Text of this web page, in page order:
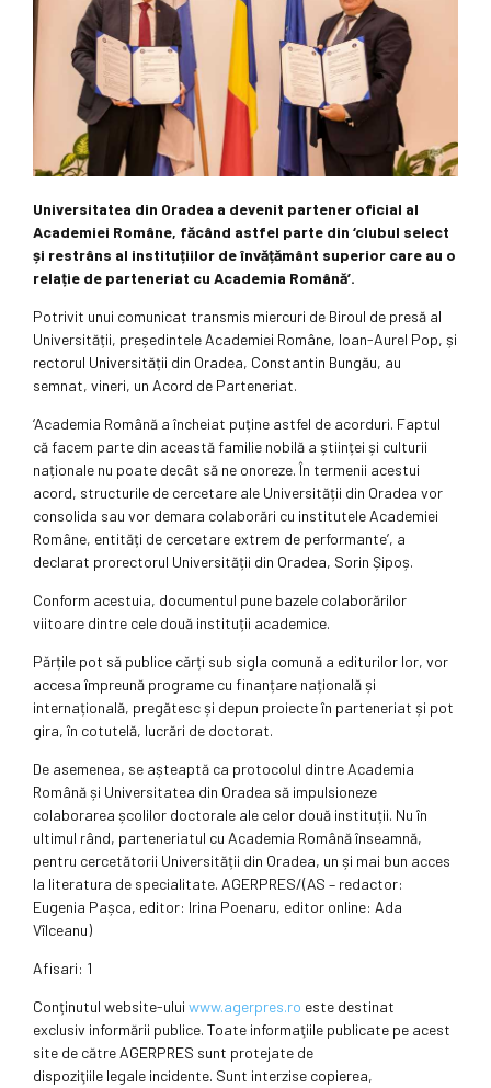
Universitatea din Oradea a devenit partener oficial al
Academiei Române, făcând astfel parte din ‘clubul select
și restrâns al instituțiilor de învățământ superior care au o
relație de parteneriat cu Academia Română’.
Potrivit unui comunicat transmis miercuri de Biroul de presă al
Universității, președintele Academiei Române, Ioan-Aurel Pop, și
rectorul Universității din Oradea, Constantin Bungău, au
semnat, vineri, un Acord de Parteneriat.
‘Academia Română a încheiat puține astfel de acorduri. Faptul
că facem parte din această familie nobilă a științei și culturii
naționale nu poate decât să ne onoreze. În termenii acestui
acord, structurile de cercetare ale Universității din Oradea vor
consolida sau vor demara colaborări cu institutele Academiei
Române, entități de cercetare extrem de performante’, a
declarat prorectorul Universității din Oradea, Sorin Șipoș.
Conform acestuia, documentul pune bazele colaborărilor
viitoare dintre cele două instituții academice.
Părțile pot să publice cărți sub sigla comună a editurilor lor, vor
accesa împreună programe cu finanțare națională și
internațională, pregătesc și depun proiecte în parteneriat și pot
gira, în cotutelă, lucrări de doctorat.
De asemenea, se așteaptă ca protocolul dintre Academia
Română și Universitatea din Oradea să impulsioneze
colaborarea școlilor doctorale ale celor două instituții. Nu în
ultimul rând, parteneriatul cu Academia Română înseamnă,
pentru cercetătorii Universității din Oradea, un și mai bun acces
la literatura de specialitate. AGERPRES/(AS – redactor:
Eugenia Pașca, editor: Irina Poenaru, editor online: Ada
Vîlceanu)
Afisari: 1
Conținutul website-ului www.agerpres.ro este destinat
exclusiv informării publice. Toate informaţiile publicate pe acest
site de către AGERPRES sunt protejate de
dispoziţiile legale incidente. Sunt interzise copierea,